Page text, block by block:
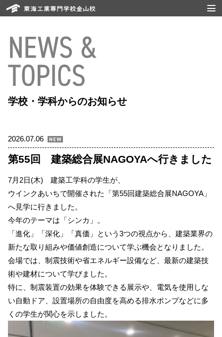
学校・学科からのお知らせ
2026.07.06
第55回 建築総合展NAGOYAへ行きました
7月2日(木) 建築工学科の学生が、
ウインクあいちで開催された「第55回建築総合展NAGOYA」
へ見学に行きました。
今年のテーマは「シンカ」。
「進化」「深化」「真価」という3つの視点から、建築業界の
新たな取り組みや価値創造について学ぶ機会となりました。
会場では、制震技術や省エネルギー設備など、最新の建築技
術や建材について学びました。
特に、制震装置の効果を体験できる展示や、電気を使用しな
い自動ドア、設置場所の自由度を高める排水ポンプなどに多
くの学生が関心を示しました。